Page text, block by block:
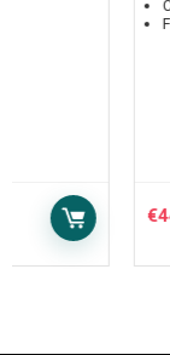
Flight time (m):
-
449.00